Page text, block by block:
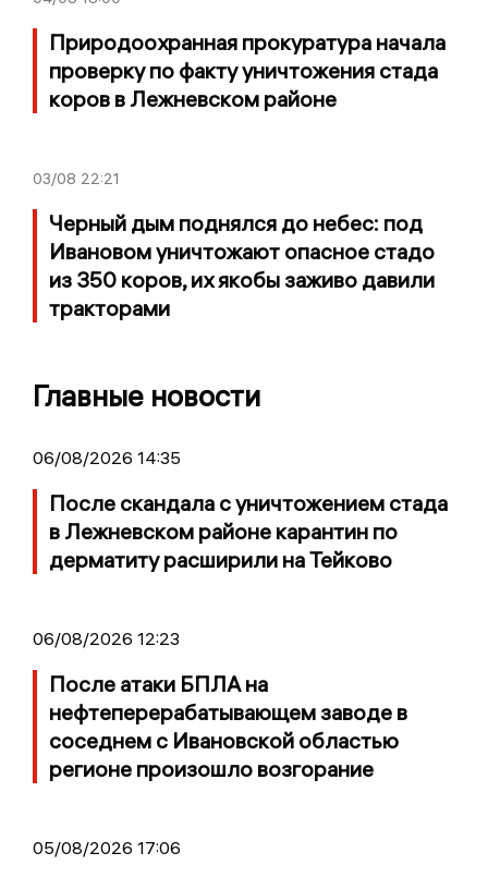
Природоохранная прокуратура начала
проверку по факту уничтожения стада
коров в Лежневском районе
03/08 22:21
Черный дым поднялся до небес: под
Ивановом уничтожают опасное стадо
из 350 коров, их якобы заживо давили
тракторами
Главные новости
06/08/2026 14:35
После скандала с уничтожением стада
в Лежневском районе карантин по
дерматиту расширили на Тейково
06/08/2026 12:23
После атаки БПЛА на
нефтеперерабатывающем заводе в
соседнем с Ивановской областью
регионе произошло возгорание
05/08/2026 17:06